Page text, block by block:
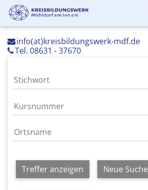
info(at)kreisbildungswerk-mdf.de
Tel. 08631 - 37670
Treffer anzeigen Neue Suche